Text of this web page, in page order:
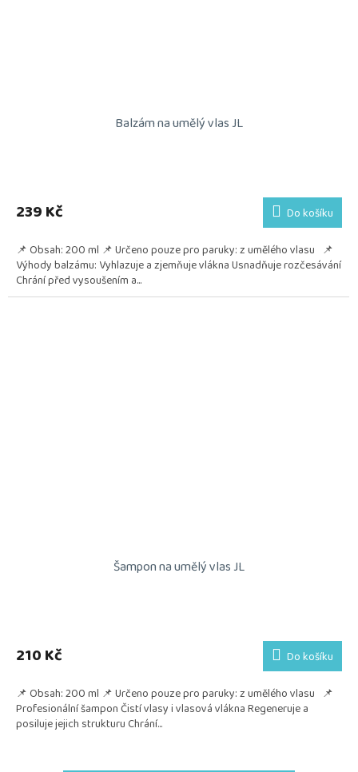
Balzám na umělý vlas JL
239 Kč Do košíku
📌 Obsah: 200 ml 📌 Určeno pouze pro paruky: z umělého vlasu 📌
Výhody balzámu: Vyhlazuje a zjemňuje vlákna Usnadňuje rozčesávání
Chrání před vysoušením a...
Šampon na umělý vlas JL
210 Kč Do košíku
📌 Obsah: 200 ml 📌 Určeno pouze pro paruky: z umělého vlasu 📌
Profesionální šampon Čistí vlasy i vlasová vlákna Regeneruje a
posiluje jejich strukturu Chrání...